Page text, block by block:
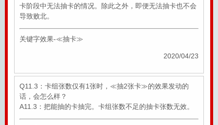
卡阶段中无法抽卡的情况。除此之外，即便无法抽卡也不会
导致败北。
关键字效果-≪抽卡≫
2020/04/23
Q11.3：卡组张数仅有1张时，≪抽2张卡≫的效果发动的
话，会怎么样？
A11.3：把能抽的卡抽完。卡组张数不足的抽卡张数无效。